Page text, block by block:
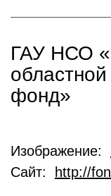
ГАУ НСО
фонд»
Изображение:
Сайт:
http://